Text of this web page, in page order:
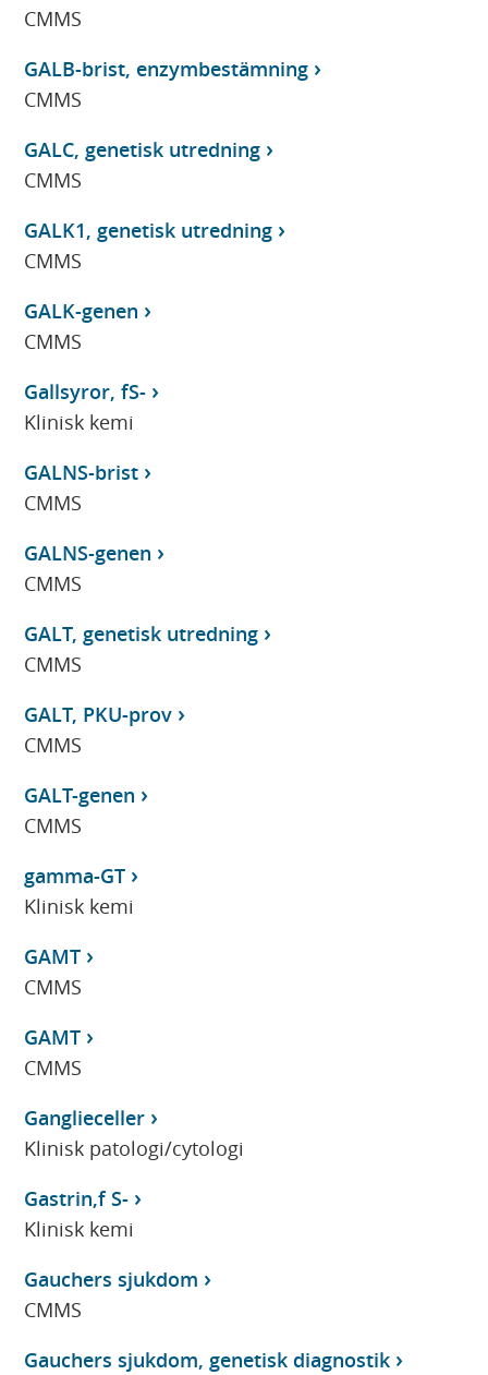
CMMS
GALB-brist, enzymbestämning
CMMS
GALC, genetisk utredning
CMMS
GALK1, genetisk utredning
CMMS
GALK-genen
CMMS
Gallsyror, fS-
Klinisk kemi
GALNS-brist
CMMS
GALNS-genen
CMMS
GALT, genetisk utredning
CMMS
GALT, PKU-prov
CMMS
GALT-genen
CMMS
gamma-GT
Klinisk kemi
GAMT
CMMS
GAMT
CMMS
Ganglieceller
Klinisk patologi/cytologi
Gastrin,f S-
Klinisk kemi
Gauchers sjukdom
CMMS
Gauchers sjukdom, genetisk diagnostik